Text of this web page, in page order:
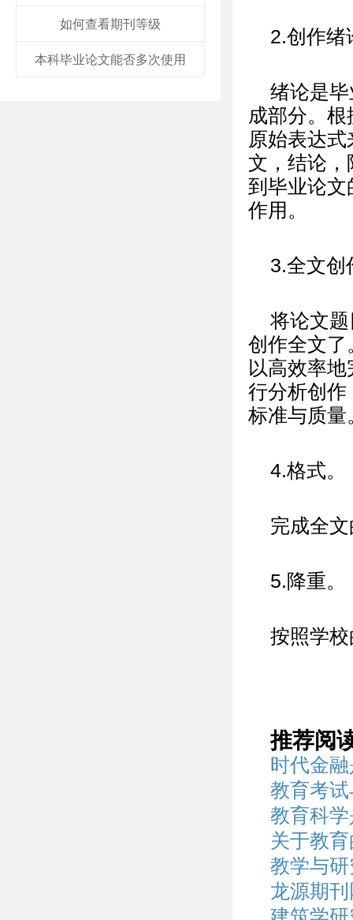
如何查看期刊等级
本科毕业论文能否多次使用
2.创作绪
绪论是
成部分。
原始表达
文，结论，
到毕业论
作用。
3.全文创
将论文
创作全文了
以高效率
行分析创作
标准与质量
4.格式。
完成全
5.降重。
按照学
推荐阅
时代金
教育考
教育科
关于教
教学与
龙源期